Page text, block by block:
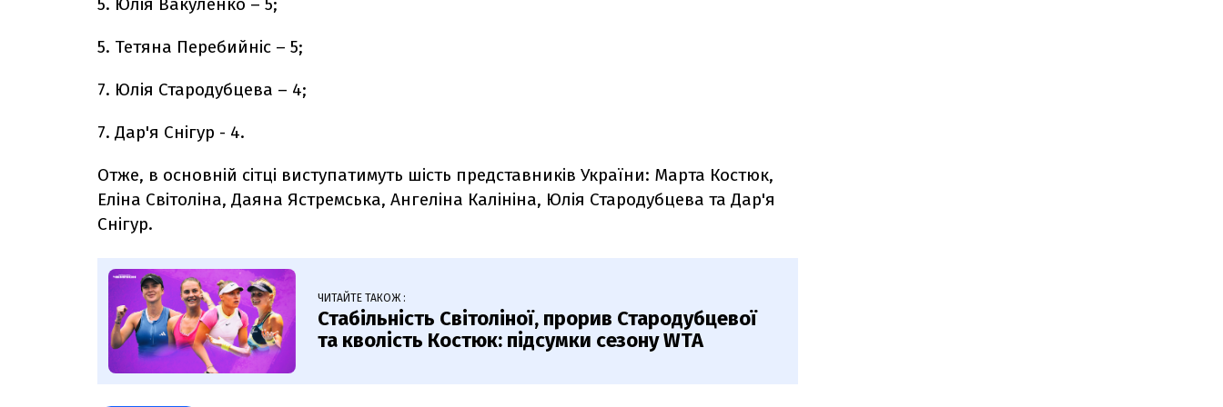
5. Тетяна Перебийніс – 5;
7. Юлія Стародубцева – 4;
7. Дар'я Снігур - 4.
Отже, в основній сітці виступатимуть шість представників України: Марта Костюк,
Еліна Світоліна, Даяна Ястремська, Ангеліна Калініна, Юлія Стародубцева та Дар'я
Снігур.
ЧИТАЙТЕ ТАКОЖ :
Стабільність Світоліної, прорив Стародубцевої
та кволість Костюк: підсумки сезону WTA